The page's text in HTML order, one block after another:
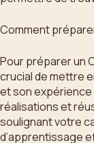
Comment
Pour préparer un
crucial de mettre
et son
réalisations et
soulignant votre
d’apprentissage